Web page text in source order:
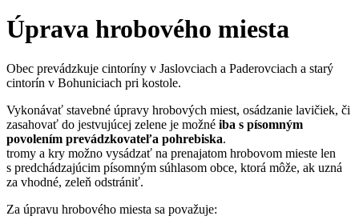
Úprava hrobového miesta
Obec prevádzkuje cintoríny v Jaslovciach a Paderovciach a starý
cintorín v Bohuniciach pri kostole.
Vykonávať stavebné úpravy hrobových miest, osádzanie lavičiek, či
zasahovať do jestvujúcej zelene je možné iba s písomným
povolením prevádzkovateľa pohrebiska.
tromy a kry možno vysádzať na prenajatom hrobovom mieste len
s predchádzajúcim písomným súhlasom obce, ktorá môže, ak uzná
za vhodné, zeleň odstrániť.
Za úpravu hrobového miesta sa považuje: